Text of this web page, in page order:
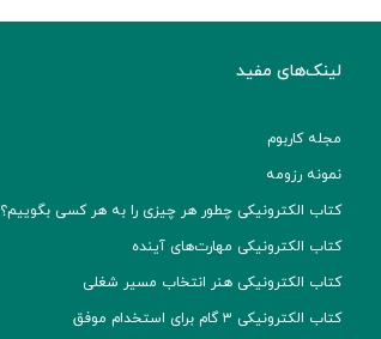
لینک‌های مفید
مجله کاربوم
نمونه رزومه
کتاب الکترونیکی چطور هر چیزی را به هر کسی بگوییم؟
کتاب الکترونیکی مهارت‌های آینده
کتاب الکترونیکی هنر انتخاب مسیر شغلی
کتاب الکترونیکی ۳ گام برای استخدام موفق